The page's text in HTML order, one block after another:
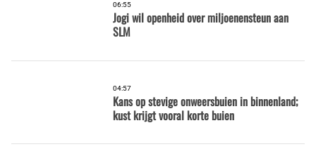
06:55
Jogi wil openheid over miljoenensteun aan
SLM
04:57
Kans op stevige onweersbuien in binnenland;
kust krijgt vooral korte buien